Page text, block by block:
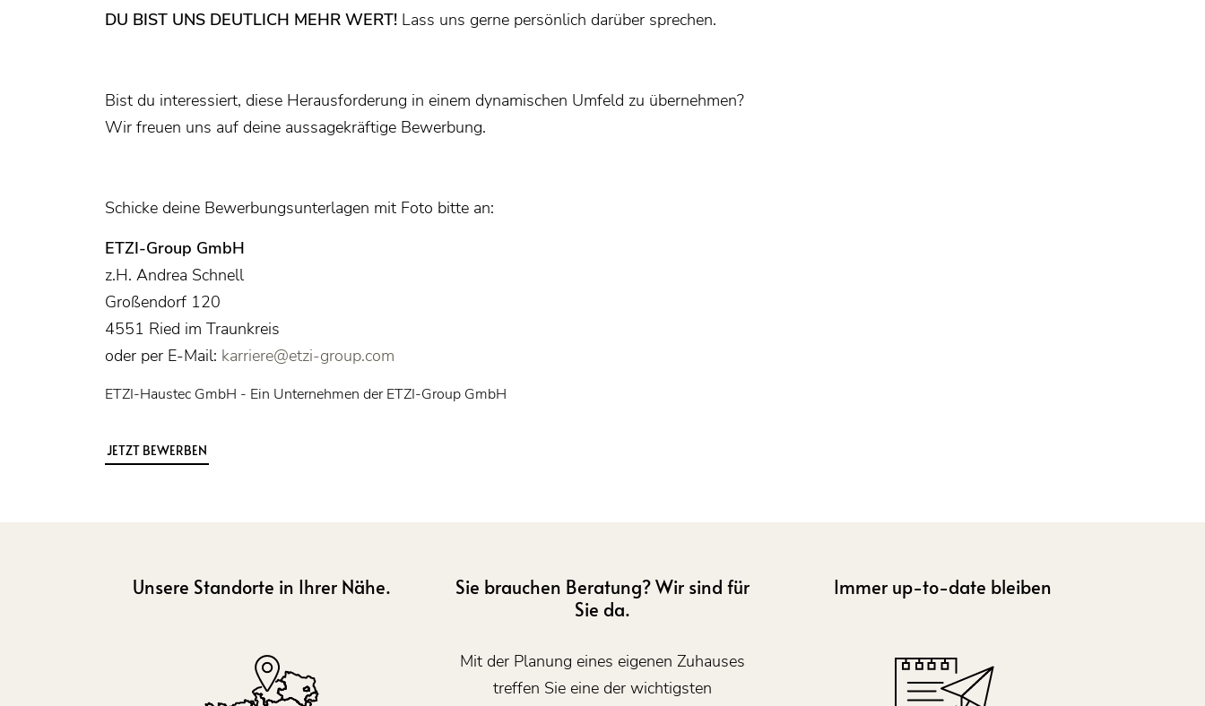
DU BIST UNS DEUTLICH MEHR WERT! Lass uns gerne persönlich darüber sprechen.
Bist du interessiert, diese Herausforderung in einem dynamischen Umfeld zu übernehmen?
Wir freuen uns auf deine aussagekräftige Bewerbung.
Schicke deine Bewerbungsunterlagen mit Foto bitte an:
ETZI-Group GmbH
z.H. Andrea Schnell
Großendorf 120
4551 Ried im Traunkreis
oder per E-Mail: karriere@etzi-group.com
ETZI-Haustec GmbH - Ein Unternehmen der ETZI-Group GmbH
JETZT BEWERBEN
Unsere Standorte in Ihrer Nähe.
Sie brauchen Beratung? Wir sind für
Sie da.
Mit der Planung eines eigenen Zuhauses
treffen Sie eine der wichtigsten
Immer up-to-date bleiben